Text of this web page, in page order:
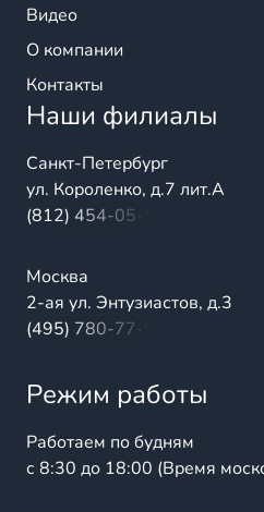
Видео
О компании
Контакты
Наши филиалы
Санкт-Петербург
ул. Короленко, д.7 лит.А
(812) 454-05-54
Москва
2-ая ул. Энтузиастов, д.3
(495) 780-77-98
Режим работы
Работаем по будням
с 8:30 до 18:00 (Время